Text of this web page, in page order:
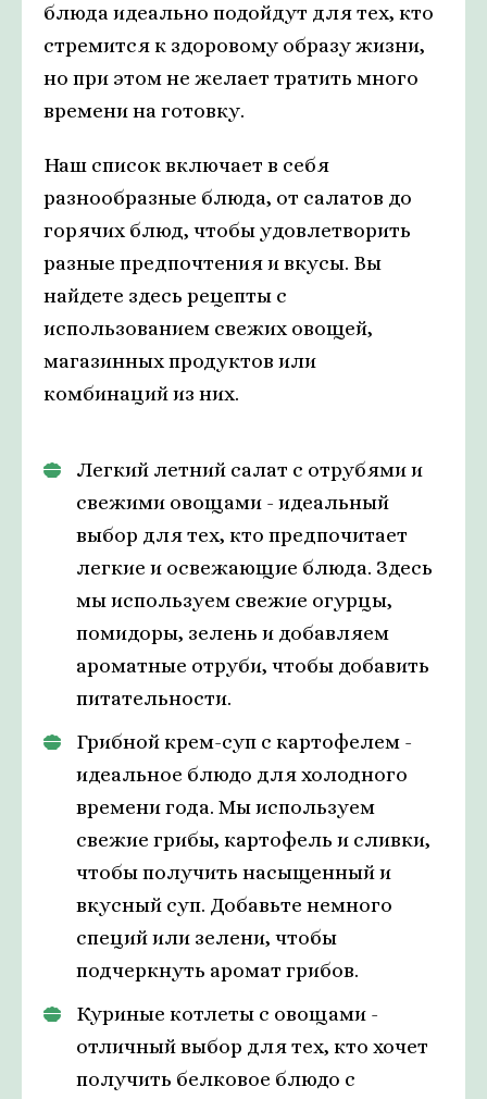
блюда идеально подойдут для тех, кто
стремится к здоровому образу жизни,
но при этом не желает тратить много
времени на готовку.
Наш список включает в себя
разнообразные блюда, от салатов до
горячих блюд, чтобы удовлетворить
разные предпочтения и вкусы. Вы
найдете здесь рецепты с
использованием свежих овощей,
магазинных продуктов или
комбинаций из них.
Легкий летний салат с отрубями и
свежими овощами - идеальный
выбор для тех, кто предпочитает
легкие и освежающие блюда. Здесь
мы используем свежие огурцы,
помидоры, зелень и добавляем
ароматные отруби, чтобы добавить
питательности.
Грибной крем-суп с картофелем -
идеальное блюдо для холодного
времени года. Мы используем
свежие грибы, картофель и сливки,
чтобы получить насыщенный и
вкусный суп. Добавьте немного
специй или зелени, чтобы
подчеркнуть аромат грибов.
Куриные котлеты с овощами -
отличный выбор для тех, кто хочет
получить белковое блюдо с